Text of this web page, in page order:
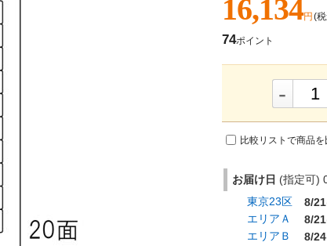
16,134円 (
74ポイント
-
比較リストで商品
お届け日 (指定可)
東京23区
8/21
エリアＡ
8/21
エリアＢ
8/24